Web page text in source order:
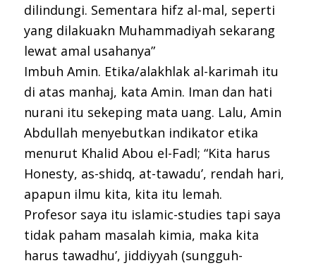
dilindungi. Sementara hifz al-mal, seperti
yang dilakuakn Muhammadiyah sekarang
lewat amal usahanya”
Imbuh Amin. Etika/alakhlak al-karimah itu
di atas manhaj, kata Amin. Iman dan hati
nurani itu sekeping mata uang. Lalu, Amin
Abdullah menyebutkan indikator etika
menurut Khalid Abou el-Fadl; “Kita harus
Honesty, as-shidq, at-tawadu’, rendah hari,
apapun ilmu kita, kita itu lemah.
Profesor saya itu islamic-studies tapi saya
tidak paham masalah kimia, maka kita
harus tawadhu’, jiddiyyah (sungguh-